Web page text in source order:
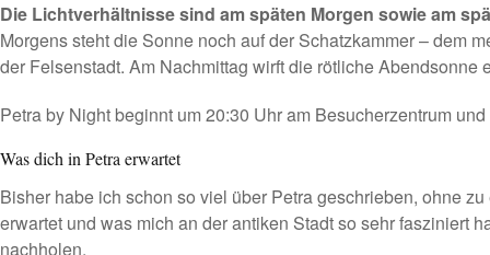
Die Lichtverhältnisse sind am späten Morgen sowie am
Morgens steht die Sonne noch auf der Schatzkammer – dem
der Felsenstadt. Am Nachmittag wirft die rötliche Abendsonne
Petra by Night beginnt um 20:30 Uhr am Besucherzentrum
Was dich in Petra erwartet
Bisher habe ich schon so viel über Petra geschrieben, ohne
erwartet und was mich an der antiken Stadt so sehr fasziniert
nachholen.